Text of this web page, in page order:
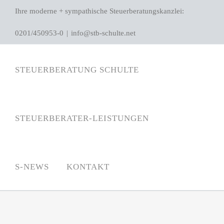
Zum
springen
Ihre moderne + sympathische Steuerberatungskanzlei:
0201/450953-0 | info@stb-schulte.net
STEUERBERATUNG SCHULTE
STEUERBERATER-LEISTUNGEN
S-NEWS KONTAKT